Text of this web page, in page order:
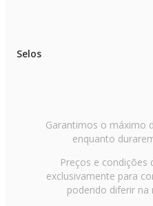
Selos
Garantimos o máximo
enquanto
Preços e condições
exclusivamente para
podendo diferir na